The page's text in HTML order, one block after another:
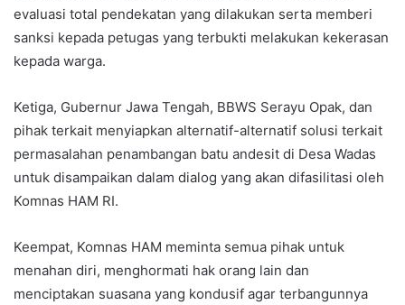
evaluasi total pendekatan yang dilakukan serta memberi
sanksi kepada petugas yang terbukti melakukan kekerasan
kepada warga.
Ketiga, Gubernur Jawa Tengah, BBWS Serayu Opak, dan
pihak terkait menyiapkan alternatif-alternatif solusi terkait
permasalahan penambangan batu andesit di Desa Wadas
untuk disampaikan dalam dialog yang akan difasilitasi oleh
Komnas HAM RI.
Keempat, Komnas HAM meminta semua pihak untuk
menahan diri, menghormati hak orang lain dan
menciptakan suasana yang kondusif agar terbangunnya